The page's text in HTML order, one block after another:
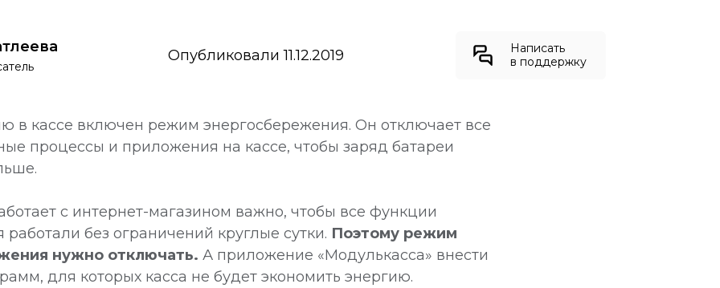
Написать
в поддержку
Опубликовали 11.12.2019
в кассе включен режим энергосбережения. Он отключает все
процессы и приложения на кассе, чтобы заряд батареи
с интернет-магазином важно, чтобы все функции
без ограничений круглые сутки. Поэтому режим
нужно отключать. А приложение «Модулькасса» внести
для которых касса не будет экономить энергию.